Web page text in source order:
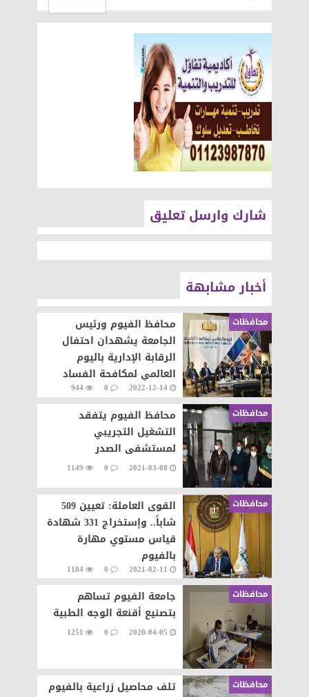
شارك وارسل تعليق
أخبار مشابهة
محافظات
محافظ الفيوم ورئيس
الجامعة يشهدان احتفال
الرقابة الإدارية باليوم
العالمي لمكافحة الفساد
2022-12-14
0
944
محافظات
محافظ الفيوم يتفقد
التشغيل التجريبي
لمستشفى الصدر
2021-03-08
0
1149
محافظات
القوى العاملة: تعيين 509
شاباً.. وإستخراج 331 شهادة
قياس مستوي مهارة
بالفيوم
2021-02-11
0
1184
محافظات
جامعة الفيوم تساهم
بتصنيع أقنعة الوجه الطبية
2020-04-05
0
1251
محافظات
تلف محاصيل زراعية بالفيوم